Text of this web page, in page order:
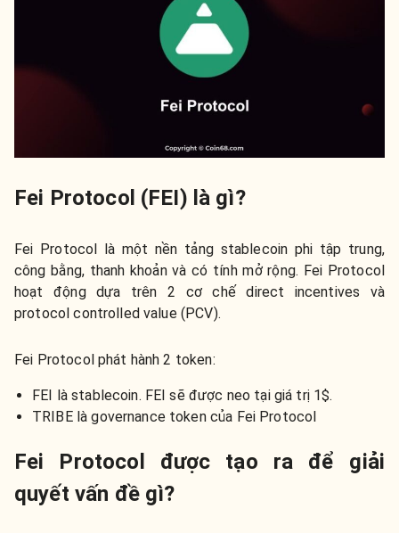
Fei Protocol (FEI) là gì?
Fei Protocol là một nền tảng stablecoin phi tập trung,
công bằng, thanh khoản và có tính mở rộng. Fei Protocol
hoạt động dựa trên 2 cơ chế direct incentives và
protocol controlled value (PCV).
Fei Protocol phát hành 2 token:
FEI là stablecoin. FEI sẽ được neo tại giá trị 1$.
TRIBE là governance token của Fei Protocol
Fei Protocol được tạo ra để giải
quyết vấn đề gì?